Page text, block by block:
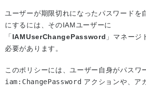
ユーザーが期限切れになったパスワードを
にするには、そのIAMユーザーに
「 IAMUserChangePassword 」マネージ
必要があります。
このポリシーには、ユーザー自身がパスワ
iam:ChangePassword アクションや、ア